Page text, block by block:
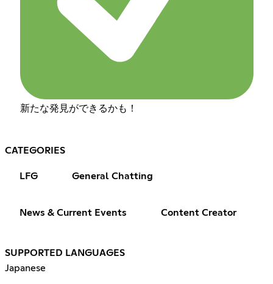
新たな発見ができるかも！
CATEGORIES
LFG General Chatting
News & Current Events Content Creator
SUPPORTED LANGUAGES
Japanese